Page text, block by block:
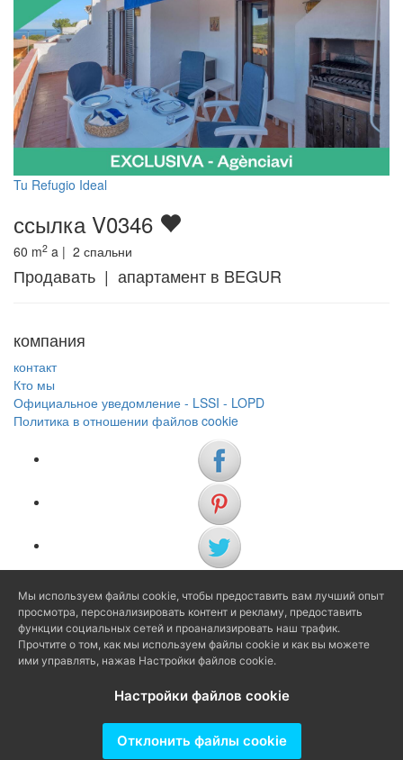
Tu Refugio Ideal
ссылка V0346
60 m2 a | 2 спальни
Продавать | апартамент в BEGUR
компания
контакт
Кто мы
Официальное уведомление - LSSI - LOPD
Политика в отношении файлов cookie
(+34) 972 622 505
(+34) 638 983 816
Мы используем файлы cookie, чтобы предоставить вам лучший опыт
просмотра, персонализировать контент и рекламу, предоставить
функции социальных сетей и проанализировать наш трафик.
Прочтите о том, как мы используем файлы cookie и как вы можете
ими управлять, нажав Настройки файлов cookie.
Настройки файлов cookie
Отклонить файлы cookie